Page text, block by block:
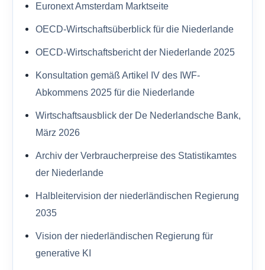
Euronext Amsterdam Marktseite
OECD-Wirtschaftsüberblick für die Niederlande
OECD-Wirtschaftsbericht der Niederlande 2025
Konsultation gemäß Artikel IV des IWF-
Abkommens 2025 für die Niederlande
Wirtschaftsausblick der De Nederlandsche Bank,
März 2026
Archiv der Verbraucherpreise des Statistikamtes
der Niederlande
Halbleitervision der niederländischen Regierung
2035
Vision der niederländischen Regierung für
generative KI